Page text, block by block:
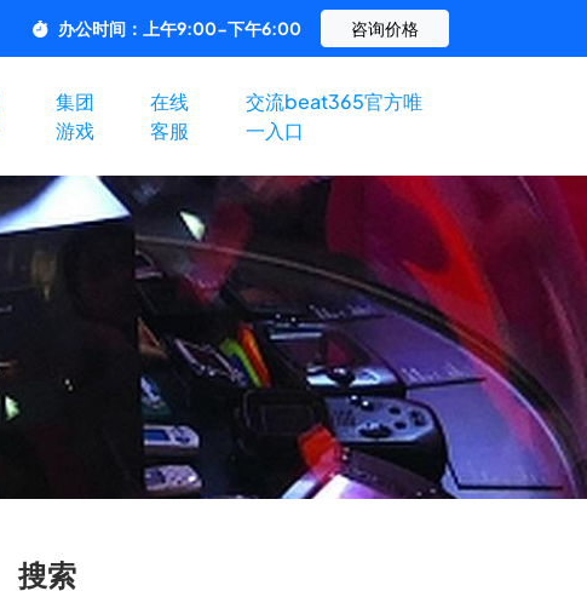
办公时间：上午9:00-下午6:00 咨询价格
集团
游戏
在线
客服
交流beat365官方唯
一入口
搜索